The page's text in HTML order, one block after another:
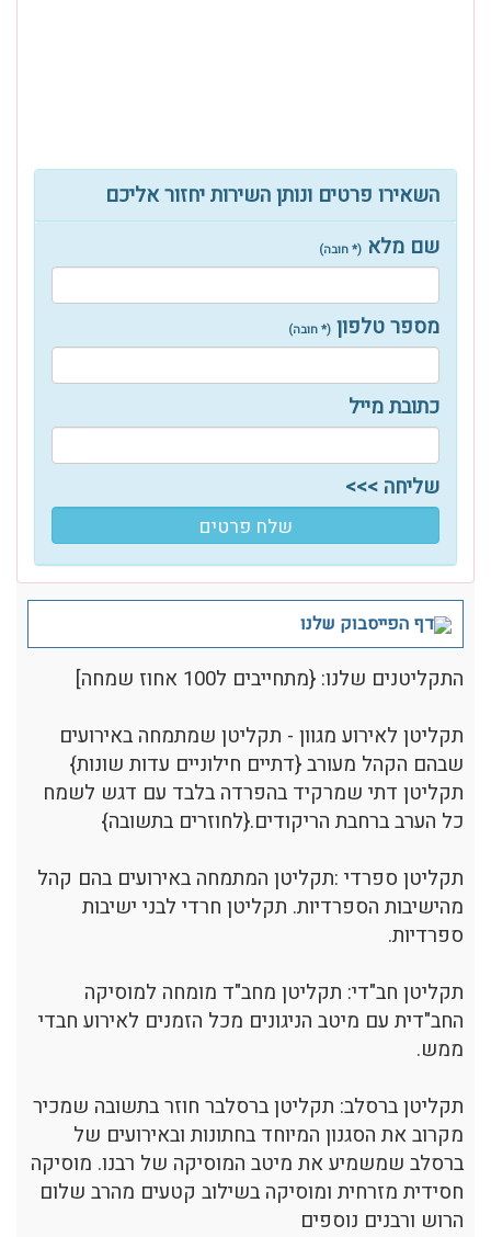
השאירו פרטים ונותן השירות יחזור אליכם
שם מלא (* חובה)
מספר טלפון (* חובה)
כתובת מייל
שליחה >>>
שלח פרטים
דף הפייסבוק שלנו
התקליטנים שלנו: {מתחייבים ל100 אחוז שמחה]
תקליטן לאירוע מגוון - תקליטן שמתמחה באירועים
שבהם הקהל מעורב {דתיים חילוניים עדות שונות}
תקליטן דתי שמרקיד בהפרדה בלבד עם דגש לשמח
כל הערב ברחבת הריקודים.{לחוזרים בתשובה}
תקליטן ספרדי :תקליטן המתמחה באירועים בהם קהל
מהישיבות הספרדיות. תקליטן חרדי לבני ישיבות
ספרדיות.
תקליטן חב"די: תקליטן מחב"ד מומחה למוסיקה
החב"דית עם מיטב הניגונים מכל הזמנים לאירוע חבדי
ממש.
תקליטן ברסלב: תקליטן ברסלבר חוזר בתשובה שמכיר
מקרוב את הסגנון המיוחד בחתונות ובאירועים של
ברסלב שמשמיע את מיטב המוסיקה של רבנו. מוסיקה
חסידית מזרחית ומוסיקה בשילוב קטעים מהרב שלום
הרוש ורבנים נוספים